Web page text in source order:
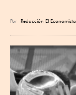
Por Redacción El Economista